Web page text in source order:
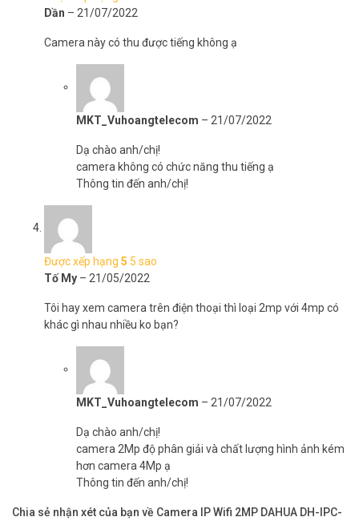
Dần – 21/07/2022
Camera này có thu được tiếng không ạ
MKT_Vuhoangtelecom – 21/07/2022
Dạ chào anh/chị!
camera không có chức năng thu tiếng ạ
Thông tin đến anh/chị!
Được xếp hạng 5 5 sao
Tố My – 21/05/2022
Tôi hay xem camera trên điện thoại thì loại 2mp với 4mp có
khác gì nhau nhiều ko bạn?
MKT_Vuhoangtelecom – 21/07/2022
Dạ chào anh/chị!
camera 2Mp độ phân giải và chất lượng hình ảnh kém
hơn camera 4Mp ạ
Thông tin đến anh/chị!
Chia sẻ nhận xét của bạn về Camera IP Wifi 2MP DAHUA DH-IPC-